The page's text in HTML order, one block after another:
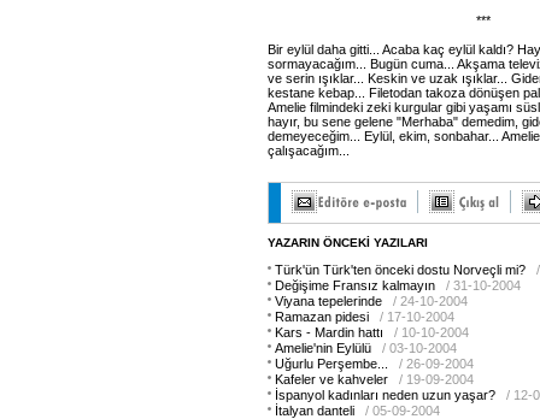
***
Bir eylül daha gitti... Acaba kaç eylül kaldı?
sormayacağım... Bugün cuma... Akşama
ve serin ışıklar... Keskin ve uzak ışıklar...
kestane kebap... Filetodan takoza dönüşen
Amelie filmindeki zeki kurgular gibi yaşamı
hayır, bu sene gelene "Merhaba" demedim,
demeyeceğim... Eylül, ekim, sonbahar...
çalışacağım...
YAZARIN ÖNCEKİ YAZILARI
Türk'ün Türk'ten önceki dostu Norveçli mi?
Değişime Fransız kalmayın
/ 31-10-2004
Viyana tepelerinde
/ 24-10-2004
Ramazan pidesi
/ 17-10-2004
Kars - Mardin hattı
/ 10-10-2004
Amelie'nin Eylülü
/ 03-10-2004
Uğurlu Perşembe...
/ 26-09-2004
Kafeler ve kahveler
/ 19-09-2004
İspanyol kadınları neden uzun yaşar?
/ 12-
İtalyan danteli
/ 05-09-2004